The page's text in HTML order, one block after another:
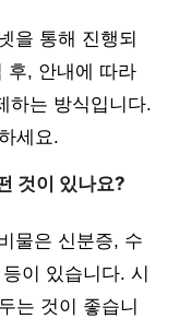
을 통해 진행되
후, 안내에 따라
하는 방식입니다.
세요.
것이 있나요?
물은 신분증, 수
이 있습니다. 시
는 것이 좋습니